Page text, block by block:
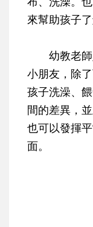
來幫助孩子了
幼教老師
小朋友，除
孩子洗澡、
間的差異，
也可以發揮
面。